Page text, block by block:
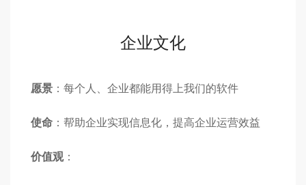
企业文化
愿景 ：每个人、企业都能用得上我们的软件
使命 ：帮助企业实现信息化，提高企业运营效益
价值观：